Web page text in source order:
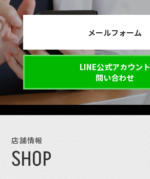
メールフォーム
LINE公式アカウント
問い合わせ
店舗情報
SHOP